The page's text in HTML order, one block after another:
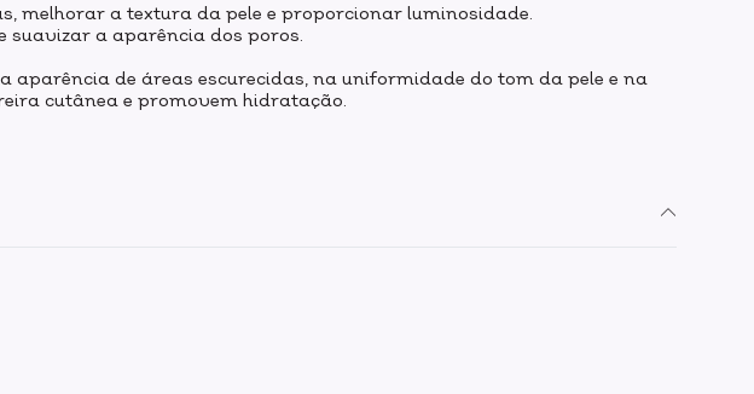
melhorar a textura da pele e proporcionar luminosidade.
a aparência dos poros.
de áreas escurecidas, na uniformidade do tom da pele e na
cutânea e promovem hidratação.